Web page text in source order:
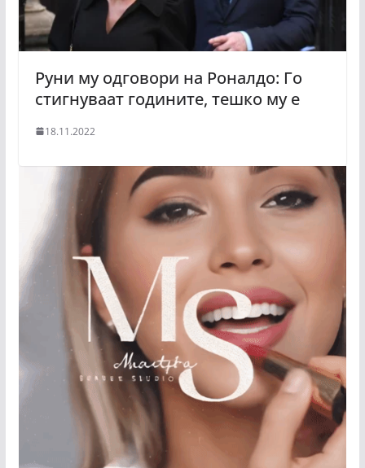
Руни му одговори на Роналдо: Го
стигнуваат годините, тешко му е
18.11.2022